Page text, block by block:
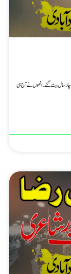
چارسال بیت گئے۔انھوں نے آج ہی